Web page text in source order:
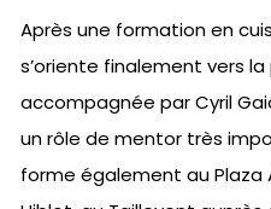
Après une formation en
s’oriente finalement vers la
accompagnée par Cyril
un rôle de mentor très
forme également au Plaza